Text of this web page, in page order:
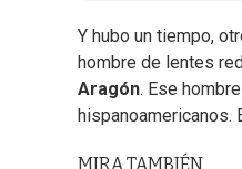
Y hubo un tiempo,
hombre de lentes
Aragón. Ese
hispanoamericanos.
MIRA TAMBIÉN